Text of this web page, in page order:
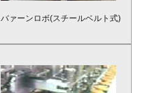
バァーンロボ(スチールベルト式)